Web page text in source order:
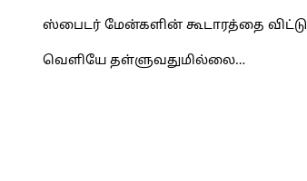
ஸ்பைடர் மேன்களின் கூடாரத்தை விட்டு
வெளியே தள்ளுவதுமில்லை…